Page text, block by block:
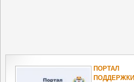
ПОРТАЛ
ПОДДЕРЖКИ